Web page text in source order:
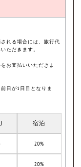
れる場合には、旅行代
ただきます。
お支払いいただきま
日が1日目となりま
宿泊
20%
20%